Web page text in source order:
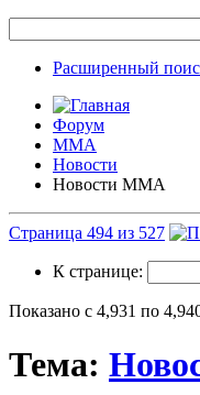
Расширенный
Форум
ММА
Новости
Новости ММА
Страница 494 из 527
К странице:
Показано с 4,931 по
Тема: